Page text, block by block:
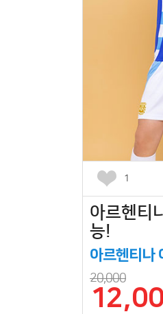
1
아르헨티
능!
아르헨티나
20,000